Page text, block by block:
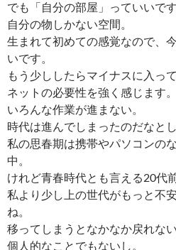
でも「自分の部屋」っていいです
自分の物しかない空間。
生まれて初めての感覚なので、
いです。
もう少ししたらマイナスに入っ
ネットの必要性を強く感じます。
いろんな作業が進まない。
時代は進んでしまったのだなとし
私の思春期は携帯やパソコンの
中。
けれど青春時代とも言える20代
私より少し上の世代がもっと不
ね。
移ってしまうとなかなか戻れない
個人的なことでもないし。